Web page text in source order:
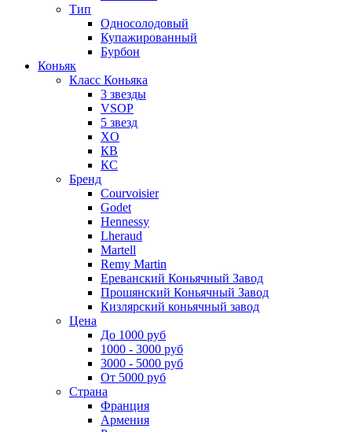
Тип
Односолодовый
Купажированный
Бурбон
Коньяк
Класс Коньяка
3 звезды
VSOP
5 звезд
XO
КВ
КС
Бренд
Courvoisier
Godet
Hennessy
Lheraud
Martell
Remy Martin
Ереванский Коньячный Завод
Прошянский Коньячный Завод
Кизлярский коньячный завод
Цена
До 1000 руб
1000 - 3000 руб
3000 - 5000 руб
От 5000 руб
Страна
Франция
Армения